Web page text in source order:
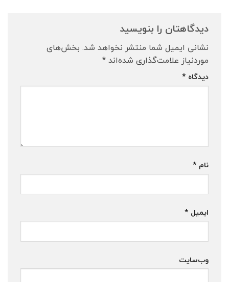
دیدگاهتان را بنویسید
نشانی ایمیل شما منتشر نخواهد شد. بخش‌های
موردنیاز علامت‌گذاری شده‌اند*
دیدگاه *
نام *
ایمیل *
وب‌سایت